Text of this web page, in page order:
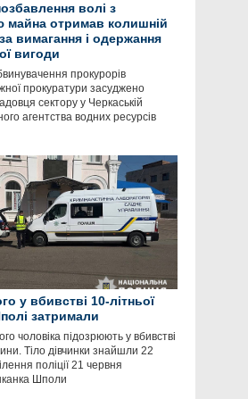
волі з
майна отримав колишній
вимагання і одержання
вигоди
прокурорів
прокуратури засуджено
сектору у Черкаській
агентства водних ресурсів
у вбивстві 10-літньої
затримали
чоловіка підозрюють у вбивстві
Тіло дівчинки знайшли 22
поліції 21 червня
Шполи